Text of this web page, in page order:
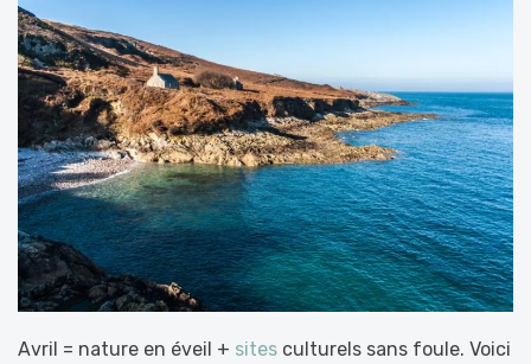
Avril = nature en éveil + sites culturels sans foule. Voici